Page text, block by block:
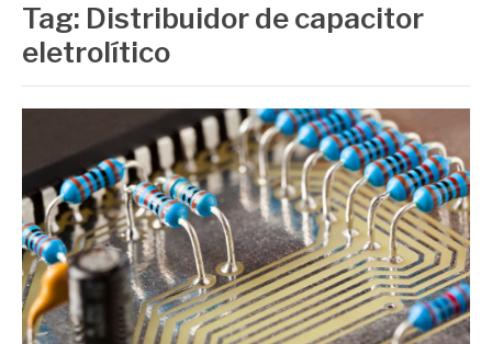
Tag: Distribuidor de capacitor
eletrolítico